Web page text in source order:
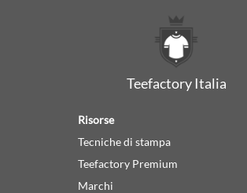
Teefactory Italia
Risorse
Tecniche di stampa
Teefactory Premium
Marchi